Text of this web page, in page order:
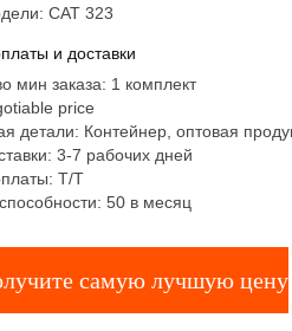
CAT 323
и доставки
мин заказа: 1 комплект
price
детали: Контейнер, оптовая
3-7 рабочих дней
T/T
50 в месяц
самую лучшую цену